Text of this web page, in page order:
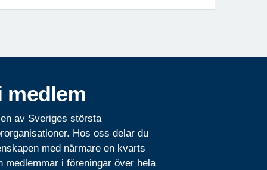
medlem
av Sveriges största
Hos oss delar du
med närmare en kvarts
medlemmar i föreningar över hela